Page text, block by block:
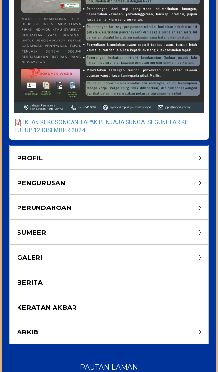
IKLAN KEKOSONGAN TAPAK PENJAJA SUNGAI SEGUNI TARIKH
TUTUP 12 DISEMBER 2024
PROFIL
PENGURUSAN
PERUNDANGAN
SUMBER
GALERI
BERITA
KERATAN AKBAR
ARKIB
PAUTAN LAMAN